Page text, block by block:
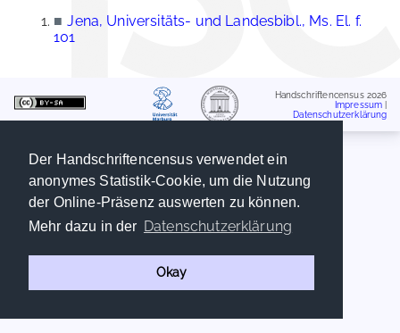
Der Handschriftencensus verwendet ein
anonymes Statistik-Cookie, um die Nutzung
der Online-Präsenz auswerten zu können.
Mehr dazu in der Datenschutzerklärung
Okay
■ Jena, Universitäts- und Landesbibl., Ms. El. f.
101
Handschriftencensus 2026
Impressum
Datenschutzerklärung